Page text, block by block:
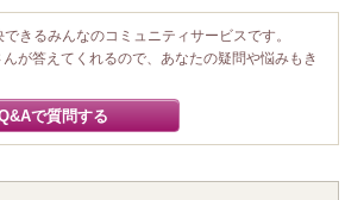
きるみんなのコミュニティサービスです。
が答えてくれるので、あなたの疑問や悩みもき
で質問する